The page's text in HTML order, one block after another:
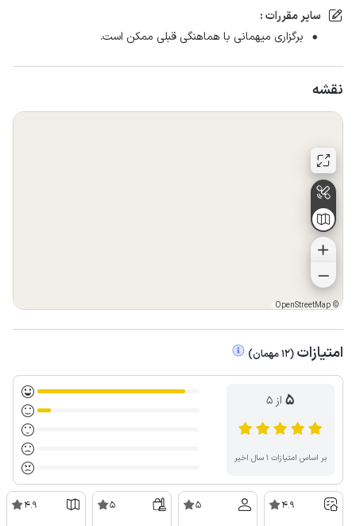
سایر مقررات :
برگزاری میهمانی با هماهنگی قبلی ممکن است.
نقشه
©
OpenStreetMap
امتیازات (
12 مهمان)
5 از ۵
بر اساس امتیازات ۱ سال اخیر
4.9
5
5
4.9